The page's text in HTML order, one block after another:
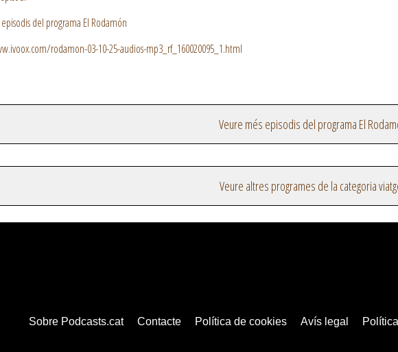
del programa El Rodamón
rodamon-03-10-25-audios-mp3_rf_160020095_1.html
Veure més episodis del programa El
Veure altres programes de la categoria
Sobre Podcasts.cat Contacte Política de cookies Avís legal